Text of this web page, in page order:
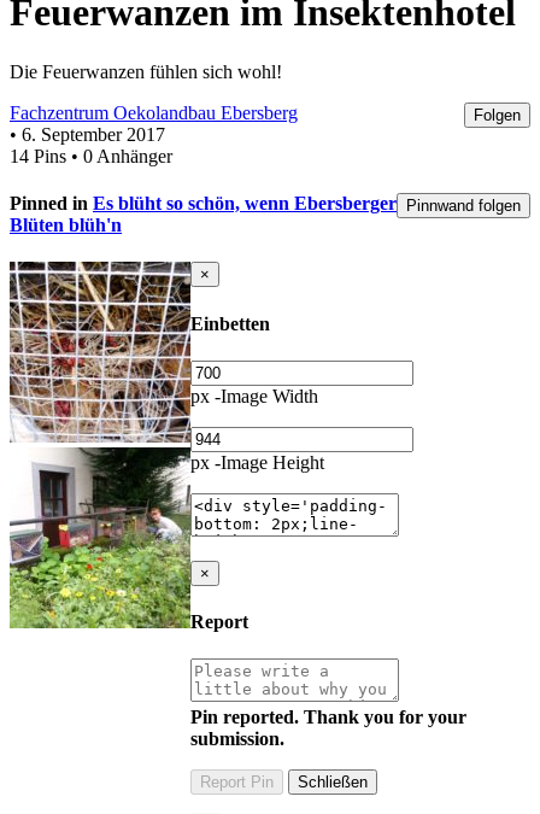
Feuerwanzen im Insektenhotel
Die Feuerwanzen fühlen sich wohl!
Folgen
Fachzentrum Oekolandbau Ebersberg
• 6. September 2017
14 Pins • 0 Anhänger
Pinnwand folgen
Pinned in Es blüht so schön, wenn Ebersberger
Blüten blüh'n
×
Einbetten
px -Image Width
px -Image Height
×
Report
Pin reported. Thank you for your
submission.